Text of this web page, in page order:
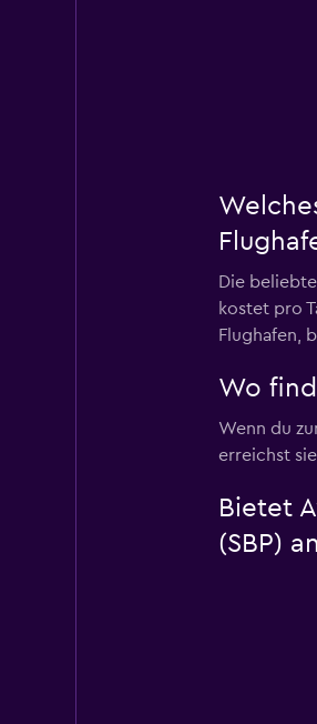
Die
kostet pro
Flughafen,
Wo
Wenn du
erreichst
Bietet
(SBP)